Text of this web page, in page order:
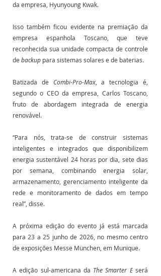
da empresa, Hyunyoung Kwak.
Isso também ficou evidente na premiação da
empresa espanhola Toscano, que teve
reconhecida sua unidade compacta de controle
de backup para sistemas solares e de baterias.
Batizada de Combi-Pro-Max, a tecnologia é,
segundo o CEO da empresa, Carlos Toscano,
fruto de abordagem integrada de energia
renovável.
“Para nós, trata-se de construir sistemas
inteligentes e integrados que disponibilizem
energia sustentável 24 horas por dia, sete dias
por semana, combinando energia solar,
armazenamento, gerenciamento inteligente da
rede e monitoramento de dados em tempo
real”, disse.
A próxima edição do evento já está marcada
para 23 a 25 junho de 2026, no mesmo centro
de exposições Messe München, em Munique.
A edição sul-americana da The Smarter E será